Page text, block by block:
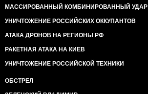
МАССИРОВАННЫЙ КОМБИНИРОВАННЫЙ УДАР
УНИЧТОЖЕНИЕ РОССИЙСКИХ ОККУПАНТОВ
АТАКА ДРОНОВ НА РЕГИОНЫ РФ
РАКЕТНАЯ АТАКА НА КИЕВ
УНИЧТОЖЕНИЕ РОССИЙСКОЙ ТЕХНИКИ
ОБСТРЕЛ